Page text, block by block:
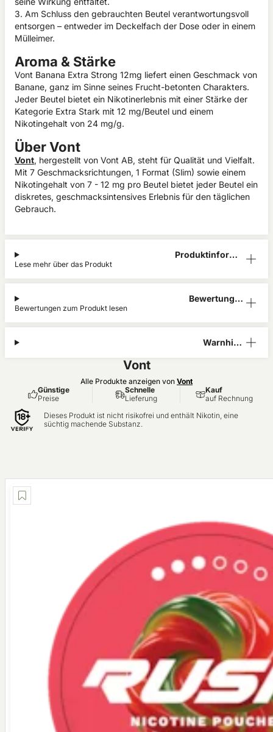
3. Am Schluss den gebrauchten Beutel verantwortungsvoll
entsorgen – entweder im Deckelfach der Dose oder in einem
Mülleimer.
Aroma & Stärke
Vont Banana Extra Strong 12mg liefert einen Geschmack von
Banane, ganz im Sinne seines Frucht-betonten Charakters.
Jeder Beutel bietet ein Nikotinerlebnis mit einer Stärke der
Kategorie Extra Stark mit 12 mg/Beutel und einem
Nikotingehalt von 24 mg/g.
Über Vont
Vont, hergestellt von Vont AB, steht für Qualität und Vielfalt.
Mit 7 Geschmacksrichtungen, 1 Format (Slim) sowie einem
Nikotingehalt von 7 - 12 mg pro Beutel bietet jeder Beutel ein
diskretes, geschmacksintensives Erlebnis für den täglichen
Gebrauch.
Produktinform
Lese mehr über das Produkt
Bewertunge
Bewertungen zum Produkt lesen
Warnhinw
Vont
Alle Produkte anzeigen von Vont
Günstige
Preise
Schnelle
Lieferung
Kauf
auf Rechnung
Dieses Produkt ist nicht risikofrei und enthält Nikotin, eine
süchtig machende Substanz.